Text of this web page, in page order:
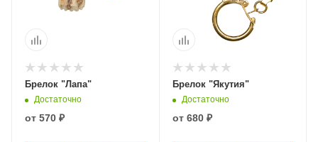
Брелок "Лапа"
Достаточно
от 570 ₽
Брелок "Якутия"
Достаточно
от 680 ₽